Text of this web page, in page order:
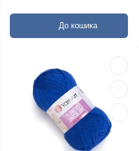
До кошика